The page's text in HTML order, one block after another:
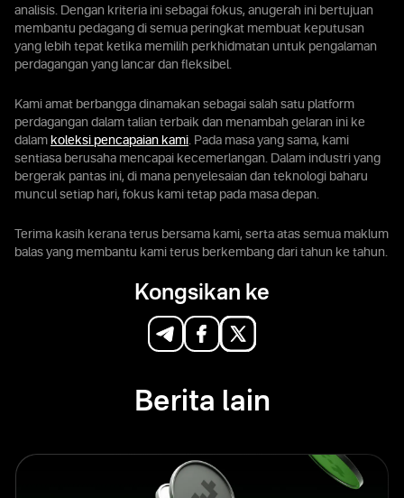
analisis. Dengan kriteria ini sebagai fokus, anugerah ini bertujuan
membantu pedagang di semua peringkat membuat keputusan
yang lebih tepat ketika memilih perkhidmatan untuk pengalaman
perdagangan yang lancar dan fleksibel.
Kami amat berbangga dinamakan sebagai salah satu platform
perdagangan dalam talian terbaik dan menambah gelaran ini ke
dalam koleksi pencapaian kami. Pada masa yang sama, kami
sentiasa berusaha mencapai kecemerlangan. Dalam industri yang
bergerak pantas ini, di mana penyelesaian dan teknologi baharu
muncul setiap hari, fokus kami tetap pada masa depan.
Terima kasih kerana terus bersama kami, serta atas semua maklum
balas yang membantu kami terus berkembang dari tahun ke tahun.
Kongsikan ke
Berita lain